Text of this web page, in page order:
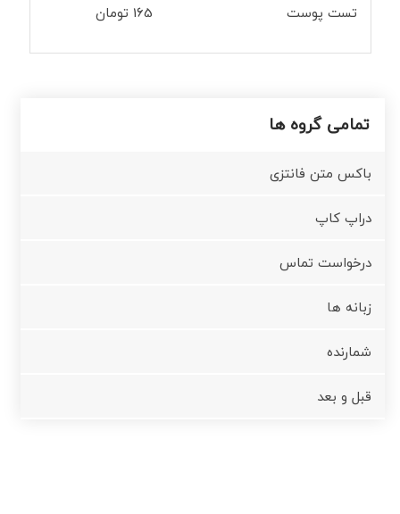
تست پوست
165 تومان
تمامی گروه ها
باکس متن فانتزی
دراپ کاپ
درخواست تماس
زبانه ها
شمارنده
قبل و بعد